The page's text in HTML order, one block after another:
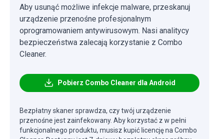
Aby usunąć możliwe infekcje malware, przeskanuj
urządzenie przenośne profesjonalnym
oprogramowaniem antywirusowym. Nasi analitycy
bezpieczeństwa zalecają korzystanie z Combo
Cleaner.
Pobierz Combo Cleaner dla Android
Bezpłatny skaner sprawdza, czy twój urządzenie
przenośne jest zainfekowany. Aby korzystać z w pełni
funkcjonalnego produktu, musisz kupić licencję na Combo